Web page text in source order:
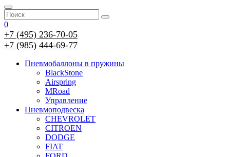
0
+7 (495) 236-70-05
+7 (985) 444-69-77
Пневмобаллоны в пружины
BlackStone
Airspring
MRoad
Управление
Пневмоподвеска
CHEVROLET
CITROEN
DODGE
FIAT